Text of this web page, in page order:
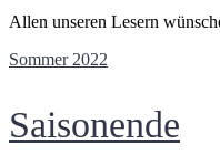
Allen unseren Lesern
Sommer 2022
Saisonende